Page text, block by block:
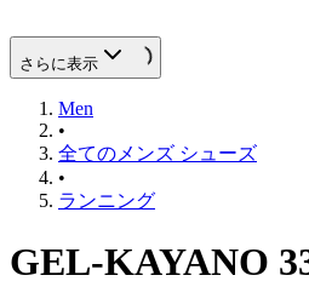
さらに表示
Men
•
全てのメンズ シューズ
•
ランニング
GEL-KAYANO